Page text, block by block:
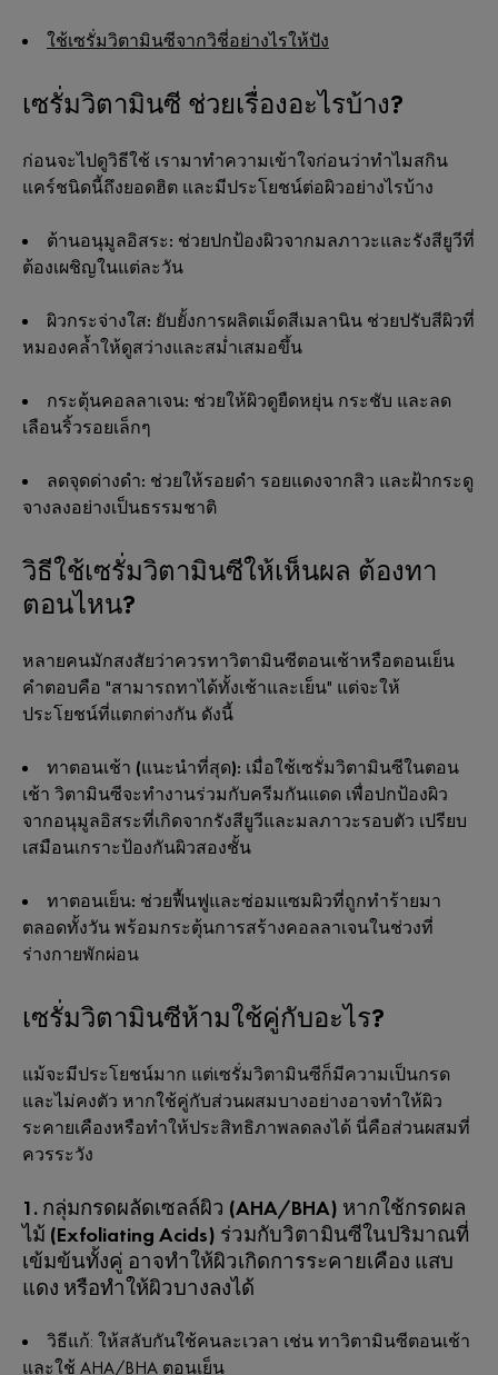
ใช้เซรั่มวิตามินซีจากวิชี่อย่างไรให้ปัง
เซรั่มวิตามินซี ช่วยเรื่องอะไรบ้าง?
ก่อนจะไปดูวิธีใช้ เรามาทำความเข้าใจก่อนว่าทำไมสกิน
แคร์ชนิดนี้ถึงยอดฮิต และมีประโยชน์ต่อผิวอย่างไรบ้าง
ต้านอนุมูลอิสระ: ช่วยปกป้องผิวจากมลภาวะและรังสียูวีที่
ต้องเผชิญในแต่ละวัน
ผิวกระจ่างใส: ยับยั้งการผลิตเม็ดสีเมลานิน ช่วยปรับสีผิวที่
หมองคล้ำให้ดูสว่างและสม่ำเสมอขึ้น
กระตุ้นคอลลาเจน: ช่วยให้ผิวดูยืดหยุ่น กระชับ และลด
เลือนริ้วรอยเล็กๆ
ลดจุดด่างดำ: ช่วยให้รอยดำ รอยแดงจากสิว และฝ้ากระดู
จางลงอย่างเป็นธรรมชาติ
วิธีใช้เซรั่มวิตามินซีให้เห็นผล ต้องทา
ตอนไหน?
หลายคนมักสงสัยว่าควรทาวิตามินซีตอนเช้าหรือตอนเย็น
คำตอบคือ "สามารถทาได้ทั้งเช้าและเย็น" แต่จะให้
ประโยชน์ที่แตกต่างกัน ดังนี้
ทาตอนเช้า (แนะนำที่สุด): เมื่อใช้เซรั่มวิตามินซีในตอน
เช้า วิตามินซีจะทำงานร่วมกับครีมกันแดด เพื่อปกป้องผิว
จากอนุมูลอิสระที่เกิดจากรังสียูวีและมลภาวะรอบตัว เปรียบ
เสมือนเกราะป้องกันผิวสองชั้น
ทาตอนเย็น: ช่วยฟื้นฟูและซ่อมแซมผิวที่ถูกทำร้ายมา
ตลอดทั้งวัน พร้อมกระตุ้นการสร้างคอลลาเจนในช่วงที่
ร่างกายพักผ่อน
เซรั่มวิตามินซีห้ามใช้คู่กับอะไร?
แม้จะมีประโยชน์มาก แต่เซรั่มวิตามินซีก็มีความเป็นกรด
และไม่คงตัว หากใช้คู่กับส่วนผสมบางอย่างอาจทำให้ผิว
ระคายเคืองหรือทำให้ประสิทธิภาพลดลงได้ นี่คือส่วนผสมที่
ควรระวัง
1. กลุ่มกรดผลัดเซลล์ผิว (AHA/BHA) หากใช้กรดผล
ไม้ (Exfoliating Acids) ร่วมกับวิตามินซีในปริมาณที่
เข้มข้นทั้งคู่ อาจทำให้ผิวเกิดการระคายเคือง แสบ
แดง หรือทำให้ผิวบางลงได้
วิธีแก้: ให้สลับกันใช้คนละเวลา เช่น ทาวิตามินซีตอนเช้า
และใช้ AHA/BHA ตอนเย็น